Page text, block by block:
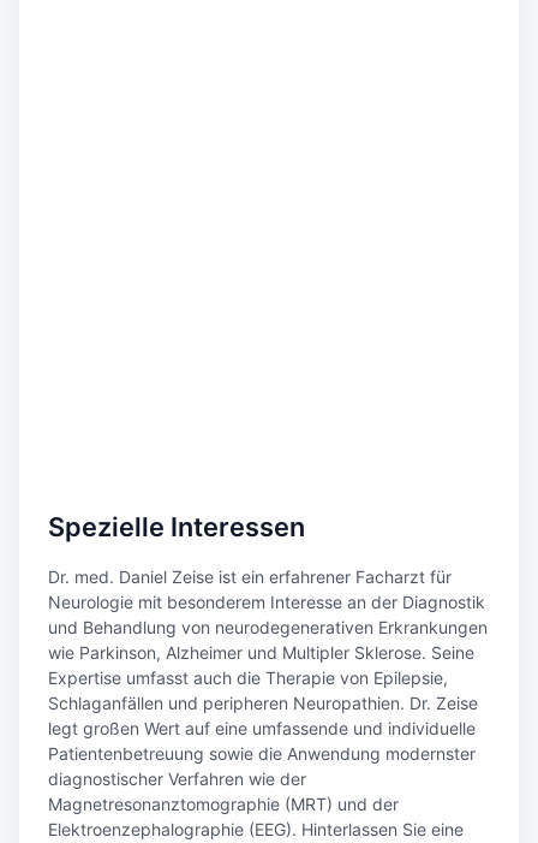
Spezielle Interessen
Dr. med. Daniel Zeise ist ein erfahrener Facharzt für
Neurologie mit besonderem Interesse an der Diagnostik
und Behandlung von neurodegenerativen Erkrankungen
wie Parkinson, Alzheimer und Multipler Sklerose. Seine
Expertise umfasst auch die Therapie von Epilepsie,
Schlaganfällen und peripheren Neuropathien. Dr. Zeise
legt großen Wert auf eine umfassende und individuelle
Patientenbetreuung sowie die Anwendung modernster
diagnostischer Verfahren wie der
Magnetresonanztomographie (MRT) und der
Elektroenzephalographie (EEG). Hinterlassen Sie eine